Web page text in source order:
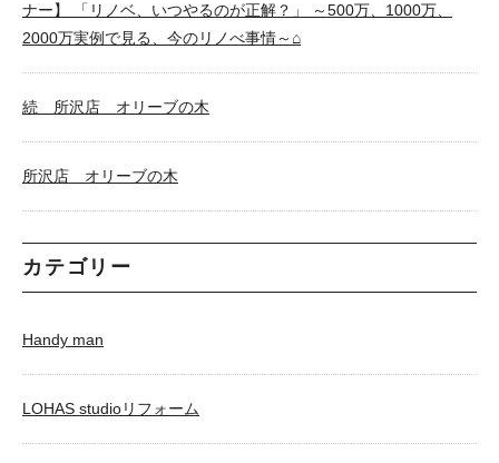
ナー】 「リノベ、いつやるのが正解？」 ～500万、1000万、
2000万実例で見る、今のリノべ事情～⌂
続 所沢店 オリーブの木
所沢店 オリーブの木
カテゴリー
Handy man
LOHAS studioリフォーム